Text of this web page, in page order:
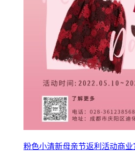
粉色小清新母亲节返利活动商